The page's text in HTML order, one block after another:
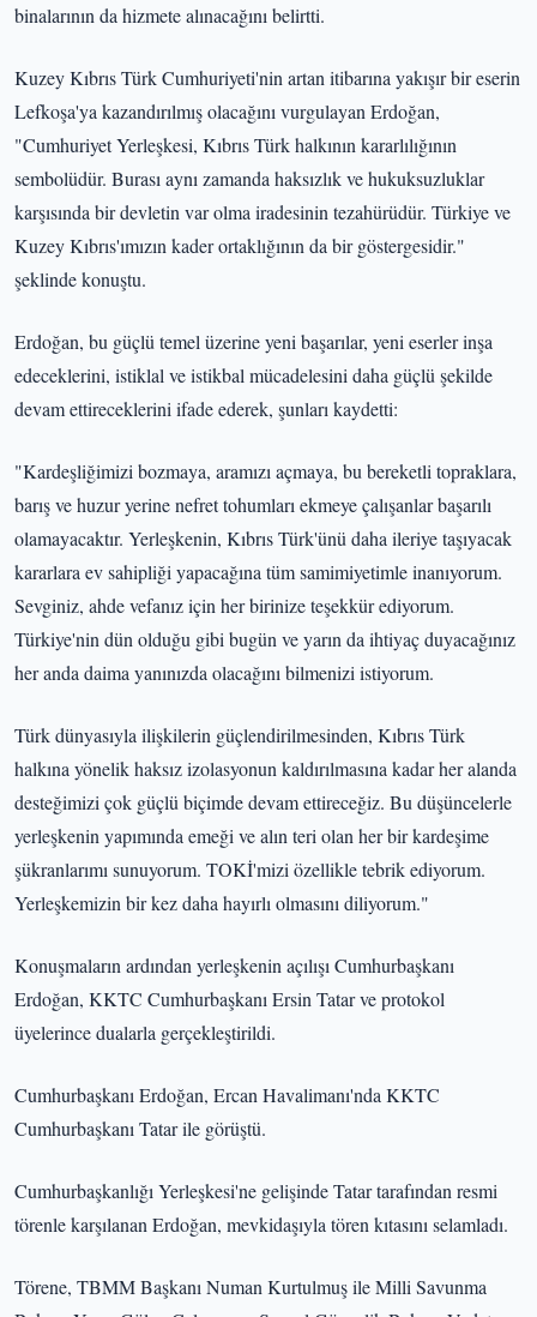
binalarının da hizmete alınacağını belirtti.
Kuzey Kıbrıs Türk Cumhuriyeti'nin artan itibarına yakışır bir eserin
Lefkoşa'ya kazandırılmış olacağını vurgulayan Erdoğan,
"Cumhuriyet Yerleşkesi, Kıbrıs Türk halkının kararlılığının
sembolüdür. Burası aynı zamanda haksızlık ve hukuksuzluklar
karşısında bir devletin var olma iradesinin tezahürüdür. Türkiye ve
Kuzey Kıbrıs'ımızın kader ortaklığının da bir göstergesidir."
şeklinde konuştu.
Erdoğan, bu güçlü temel üzerine yeni başarılar, yeni eserler inşa
edeceklerini, istiklal ve istikbal mücadelesini daha güçlü şekilde
devam ettireceklerini ifade ederek, şunları kaydetti:
"Kardeşliğimizi bozmaya, aramızı açmaya, bu bereketli topraklara,
barış ve huzur yerine nefret tohumları ekmeye çalışanlar başarılı
olamayacaktır. Yerleşkenin, Kıbrıs Türk'ünü daha ileriye taşıyacak
kararlara ev sahipliği yapacağına tüm samimiyetimle inanıyorum.
Sevginiz, ahde vefanız için her birinize teşekkür ediyorum.
Türkiye'nin dün olduğu gibi bugün ve yarın da ihtiyaç duyacağınız
her anda daima yanınızda olacağını bilmenizi istiyorum.
Türk dünyasıyla ilişkilerin güçlendirilmesinden, Kıbrıs Türk
halkına yönelik haksız izolasyonun kaldırılmasına kadar her alanda
desteğimizi çok güçlü biçimde devam ettireceğiz. Bu düşüncelerle
yerleşkenin yapımında emeği ve alın teri olan her bir kardeşime
şükranlarımı sunuyorum. TOKİ'mizi özellikle tebrik ediyorum.
Yerleşkemizin bir kez daha hayırlı olmasını diliyorum."
Konuşmaların ardından yerleşkenin açılışı Cumhurbaşkanı
Erdoğan, KKTC Cumhurbaşkanı Ersin Tatar ve protokol
üyelerince dualarla gerçekleştirildi.
Cumhurbaşkanı Erdoğan, Ercan Havalimanı'nda KKTC
Cumhurbaşkanı Tatar ile görüştü.
Cumhurbaşkanlığı Yerleşkesi'ne gelişinde Tatar tarafından resmi
törenle karşılanan Erdoğan, mevkidaşıyla tören kıtasını selamladı.
Törene, TBMM Başkanı Numan Kurtulmuş ile Milli Savunma